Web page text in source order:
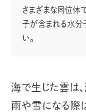
さまざまな同位体
子が含まれる水分
い。
海で生じた雲は
雨や雪になる際